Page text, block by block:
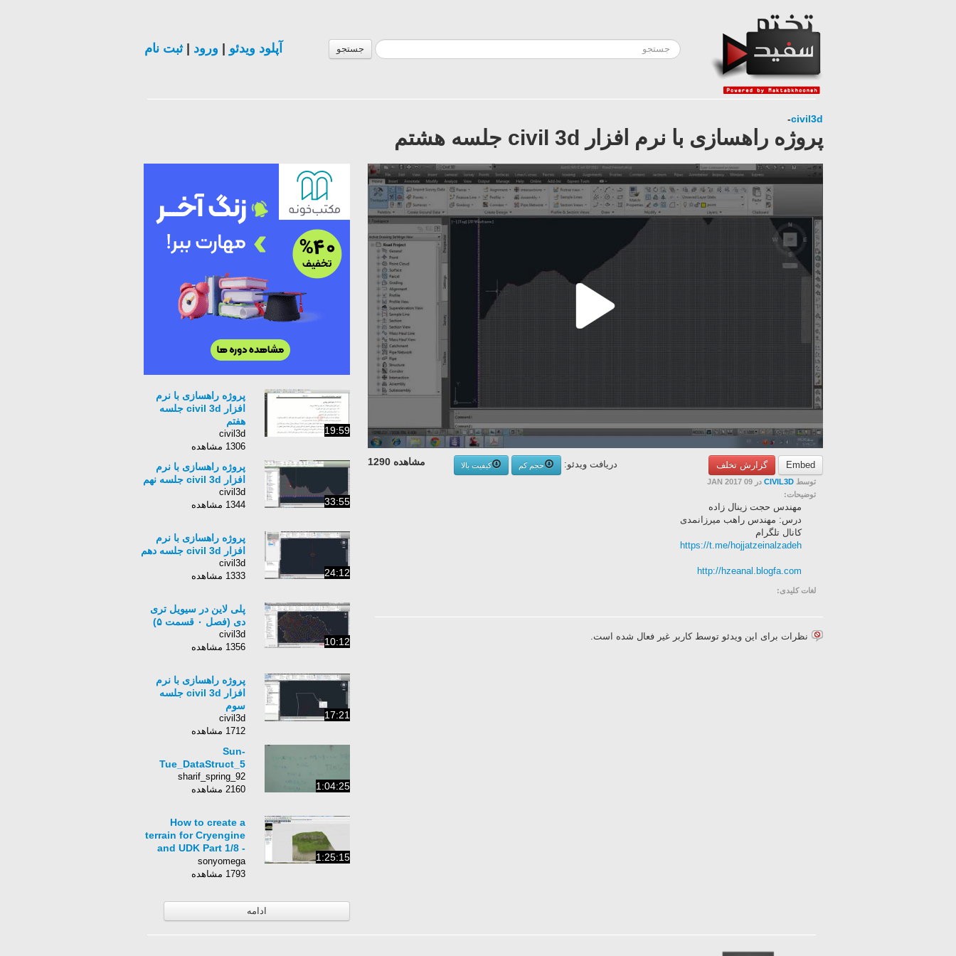
جستجو آپلود ویدئو ورود |ثبت نام
civil3d
-
پروژه راهسازی با نرم افزار civil 3d جلسه هشتم
Embed گزارش تخلف مشاهده 1290 دریافت ویدئو: حجم کم
کیفیت بالا
توسط CIVIL3D در 09 JAN 2017
توضیحات:
مهندس حجت زینال زاده
درس: مهندس راهب میرزانمدی
کانال تلگرام
https://t.me/hojjatzeinalzadeh
http://hzeanal.blogfa.com
لغات کلیدی:
نظرات برای این ویدئو توسط کاربر غیر فعال شده است.
19:59
پروژه راهسازی با نرم
افزار civil 3d جلسه
هفتم
civil3d
1306 مشاهده
33:55
پروژه راهسازی با نرم
افزار civil 3d جلسه نهم
civil3d
1344 مشاهده
24:12
پروژه راهسازی با نرم
افزار civil 3d جلسه دهم
civil3d
1333 مشاهده
10:12
پلی لاین در سیویل تری
دی (فصل ۰ قسمت ۵)
civil3d
1356 مشاهده
17:21
پروژه راهسازی با نرم
افزار civil 3d جلسه
سوم
civil3d
1712 مشاهده
1:04:25
Sun-
Tue_DataStruct_5
sharif_spring_92
2160 مشاهده
1:25:15
How to create a
terrain for Cryengine
and UDK Part 1/8 -
YouTube
sonyomega
1793 مشاهده
ادامه